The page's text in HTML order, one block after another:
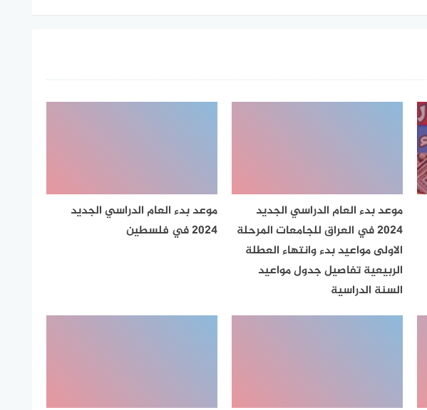
موعد بدء العام الدراسي الجديد
2024 في العراق للجامعات المرحلة
الاولى مواعيد بدء وانتهاء العطلة
الربيعية تفاصيل جدول مواعيد
السنة الدراسية
موعد بدء العام الدراسي الجديد
2024 في فلسطين